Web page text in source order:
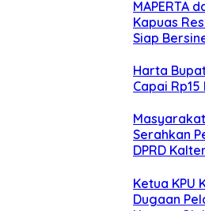
MAPERTA
Kapuas
Siap
Harta
Capai
Serahkan
DPRD
Ketua KPU
Dugaan